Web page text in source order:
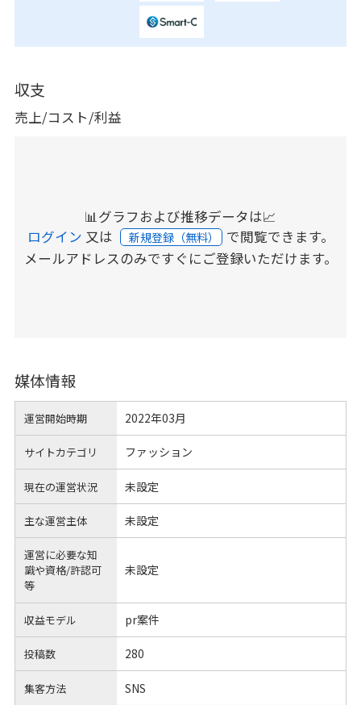
収支
売上/コスト/利益
📊グラフおよび推移データは📈
ログイン 又は 新規登録（無料） で閲覧できます。
メールアドレスのみですぐにご登録いただけます。
媒体情報
運営開始時期 2022年03月
サイトカテゴリ ファッション
現在の運営状況 未設定
主な運営主体 未設定
運営に必要な知
識や資格/許認可
等
未設定
収益モデル pr案件
投稿数 280
集客方法 SNS